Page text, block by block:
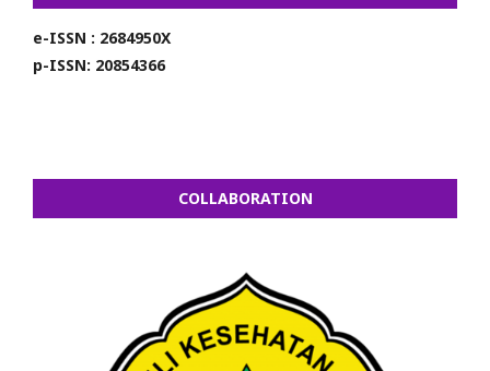
e-ISSN : 2684950X
p-ISSN: 20854366
COLLABORATION